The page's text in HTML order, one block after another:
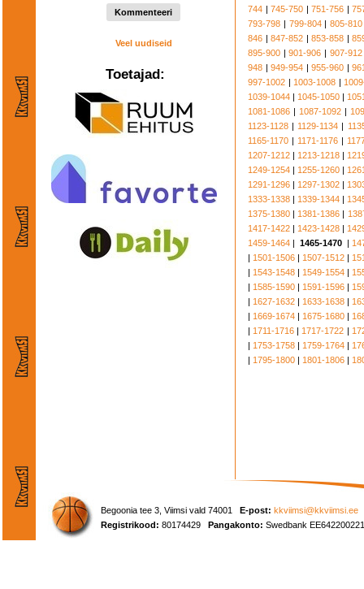
Kommenteeri
Veel uudiseid
Toetajad:
744 |745-750 |751-756 |
793-798 | 799-804| 805-810
846 |847-852 |853-858 |
895-900 |901-906 | 907-912
948 |949-954 |955-960 |
997-1002 | 1003-1008 |
1039-1044 | 1045-1050 |
1081-1086 | 1087-1092 |
1123-1128 | 1129-1134 |
1165-1170 | 1171-1176|
1207-1212 | 1213-1218 |
1249-1254 | 1255-1260 |
1291-1296 | 1297-1302 |
1333-1338 | 1339-1344 |
1375-1380 | 1381-1386 |
1417-1422 | 1423-1428 |
1459-1464 | 1465-1470 |
| 1501-1506 | 1507-1512 |
| 1543-1548 | 1549-1554 |
| 1585-1590 | 1591-1596 |
| 1627-1632 | 1633-1638 |
| 1669-1674 | 1675-1680 |
| 1711-1716 | 1717-1722 |
| 1753-1758 | 1759-1764 |
| 1795-1800 | 1801-1806 |
Begoonia tee 3, Viimsi vald 74001 E-post: kkviimsi@kkviimsi.ee
Registrikood: 80174429 Pangakonto: Swedbank